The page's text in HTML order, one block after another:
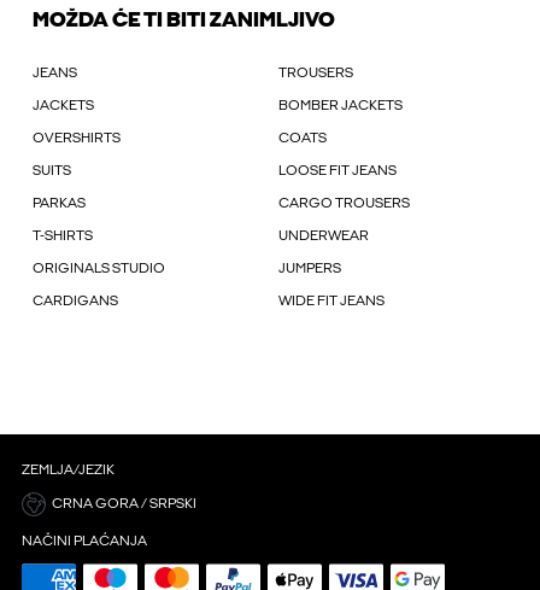
MOŽDA ĆE TI BITI ZANIMLJIVO
JEANS TROUSERS
JACKETS BOMBER JACKETS
OVERSHIRTS COATS
SUITS LOOSE FIT JEANS
PARKAS CARGO TROUSERS
T-SHIRTS UNDERWEAR
ORIGINALS STUDIO JUMPERS
CARDIGANS WIDE FIT JEANS
ZEMLJA/JEZIK
CRNA GORA / SRPSKI
NAČINI PLAĆANJA